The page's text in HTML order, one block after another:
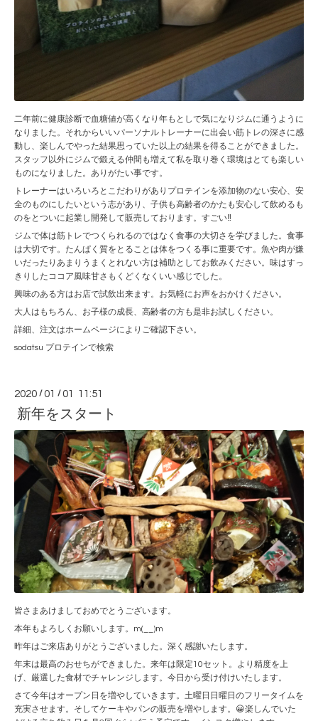
二年前に健康診断で血糖値が高くなり年もとしで気になりジムに通うように
なりました。それからいいパーソナルトレーナーに出会い筋トレの深さに感
動し、楽しんでやった結果思っていた以上の結果を得ることができました。
スタッフ以外にジムで鍛える仲間も増えて私を取り巻く環境はとても楽しい
ものになりました。ありがたい事です。
トレーナーはいろいろとこだわりがありプロテインを添加物のない安心、安
全のものにしたいという志があり、子供も高齢者のかたも安心して飲めるも
のをとついに起業し開発して販売しております。すごい‼️
ジムで体は筋トレでつくられるのではなく食事の大切さを学びました。食事
は大切です。たんぱく質をとることは体をつくる事に重要です。魚や肉が嫌
いだったりあまりうまくとれない方は補助としてお飲みください。味はすっ
きりしたココア風味甘さもくどくなくいい感じでした。
興味のある方はお店で試飲出来ます。お気軽にお声をおかけください。
大人はもちろん、お子様の成長、高齢者の方も是非お試しください。
詳細、注文はホームページによりご確認下さい。
sodatsu プロテインで検索
2020 /01 /01 11:51
新年をスタート
皆さまあけましておめでとうございます。
本年もよろしくお願いします。m(__)m
昨年はご来店ありがとうございました。深く感謝いたします。
年末は最高のおせちができました。来年は限定10セット。より精度を上
げ、厳選した食材でチャレンジします。今日から受け付けいたします。
さて今年はオープン日を増やしていきます。土曜日日曜日のフリータイムを
充実させます。そしてケーキやパンの販売を増やします。😀楽しんでいた